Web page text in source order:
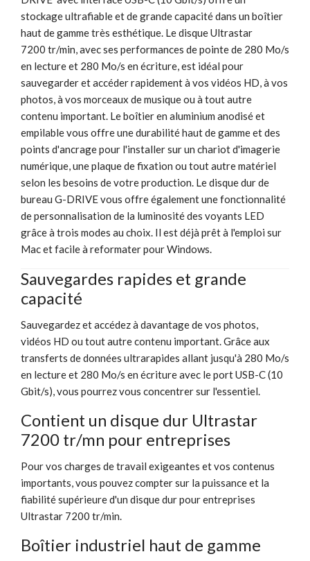
stockage ultrafiable et de grande capacité dans un boîtier
haut de gamme très esthétique. Le disque Ultrastar
7200 tr/min, avec ses performances de pointe de 280 Mo/s
en lecture et 280 Mo/s en écriture, est idéal pour
sauvegarder et accéder rapidement à vos vidéos HD, à vos
photos, à vos morceaux de musique ou à tout autre
contenu important. Le boîtier en aluminium anodisé et
empilable vous offre une durabilité haut de gamme et des
points d'ancrage pour l'installer sur un chariot d'imagerie
numérique, une plaque de fixation ou tout autre matériel
selon les besoins de votre production. Le disque dur de
bureau G-DRIVE vous offre également une fonctionnalité
de personnalisation de la luminosité des voyants LED
grâce à trois modes au choix. Il est déjà prêt à l'emploi sur
Mac et facile à reformater pour Windows.
Sauvegardes rapides et grande
capacité
Sauvegardez et accédez à davantage de vos photos,
vidéos HD ou tout autre contenu important. Grâce aux
transferts de données ultrarapides allant jusqu'à 280 Mo/s
en lecture et 280 Mo/s en écriture avec le port USB-C (10
Gbit/s), vous pourrez vous concentrer sur l'essentiel.
Contient un disque dur Ultrastar
7200 tr/mn pour entreprises
Pour vos charges de travail exigeantes et vos contenus
importants, vous pouvez compter sur la puissance et la
fiabilité supérieure d'un disque dur pour entreprises
Ultrastar 7200 tr/min.
Boîtier industriel haut de gamme